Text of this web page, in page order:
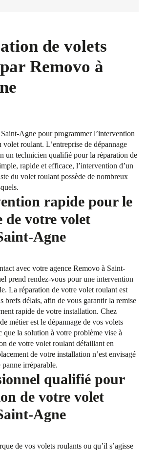
de volets
Removo à
Agne pour programmer l’intervention
volet roulant. L’entreprise de dépannage
un technicien qualifié pour la réparation de
rapide et efficace, l’intervention d’un
du volet roulant possède de nombreux
rapide pour le
de votre volet
Agne
avec votre agence Removo à Saint-
prend rendez-vous pour une intervention
La réparation de votre volet roulant est
brefs délais, afin de vous garantir la remise
rapide de votre installation. Chez
métier est le dépannage de vos volets
que la solution à votre problème vise à
de votre volet roulant défaillant en
de votre installation n’est envisagé
panne irréparable.
qualifié pour
de votre volet
Agne
de vos volets roulants ou qu’il s’agisse